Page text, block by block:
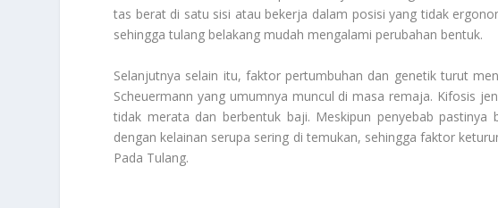
tas berat di satu sisi atau bekerja dalam posisi yang tidak
sehingga tulang belakang mudah mengalami perubahan bentuk.
Selanjutnya selain itu, faktor pertumbuhan dan genetik turut
Scheuermann yang umumnya muncul di masa remaja. Kifosis
tidak merata dan berbentuk baji. Meskipun penyebab
dengan kelainan serupa sering di temukan, sehingga faktor
Pada Tulang.